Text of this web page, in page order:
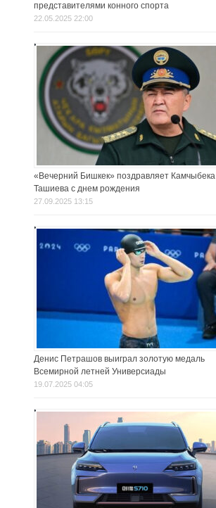
представителями конного спорта
22.05.2025 22:00
«Вечерний Бишкек» поздравляет Камчыбека
Ташиева с днем рождения
27.09.2025 13:15
Денис Петрашов выиграл золотую медаль
Всемирной летней Универсиады
19.07.2025 04:05